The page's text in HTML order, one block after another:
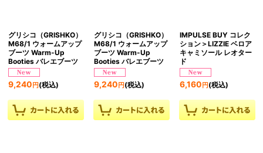
グリシコ（GRISHKO）
M68/1 ウォームアップ
ブーツ Warm-Up
Booties バレエブーツ
9,240 円 (税込)
グリシコ（GRISHKO）
M68/1 ウォームアップ
ブーツ Warm-Up
Booties バレエブーツ
9,240 円(税込)
IMPULSE BUY コレク
ション＞LIZZIE ベロア
キャミソール レオター
ド
6,160 円(税込)